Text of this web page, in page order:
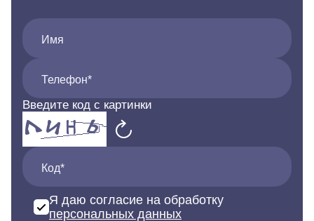
Имя
Телефон*
Введите код с картинки
Код*
Я даю согласие на обработку
персональных данных